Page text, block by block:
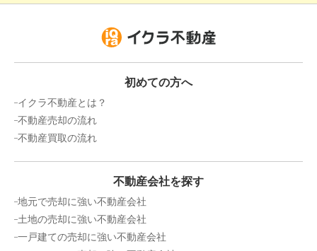
初めての方へ
イクラ不動産とは？
不動産売却の流れ
不動産買取の流れ
不動産会社を探す
地元で売却に強い不動産会社
土地の売却に強い不動産会社
一戸建ての売却に強い不動産会社